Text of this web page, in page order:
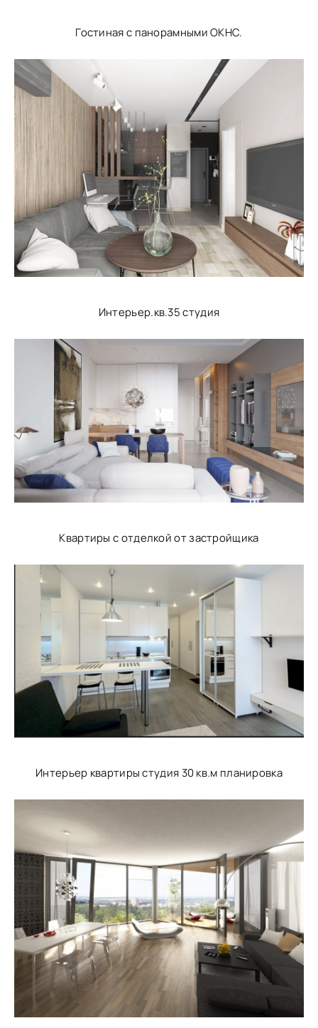
Гостиная с панорамными ОКНС.
Интерьер.кв.35 студия
Квартиры с отделкой от застройщика
Интерьер квартиры студия 30 кв.м планировка